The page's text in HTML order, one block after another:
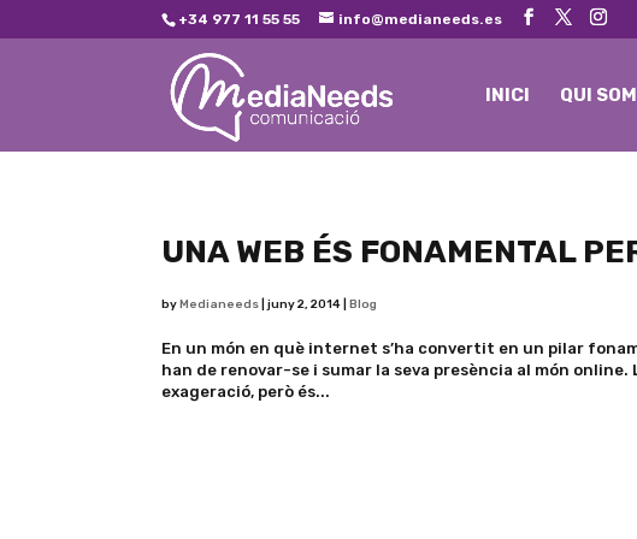
+34 977 11 55 55 info@medianeeds.es
INICI QUI SOM
UNA WEB ÉS FONAMENTAL
byMedianeeds |juny 2, 2014 |Blog
En un món en què internet s’ha convertit en un pilar
han de renovar-se i sumar la seva presència al món
exageració, però és...